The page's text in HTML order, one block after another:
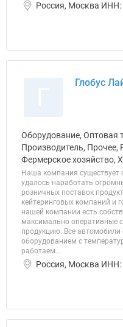
Россия, Москва ИНН:
Глобус
Оборудование, Оптовая
Производитель, Прочее,
Фермерское хозяйство,
Наша компания существует
удалось наработать
розничных поставок
кейтеринговых компаний и
нашей компании есть
максимально оперативные
продукцию. Все
оборудованием с
работаем...
Россия, Москва ИНН: